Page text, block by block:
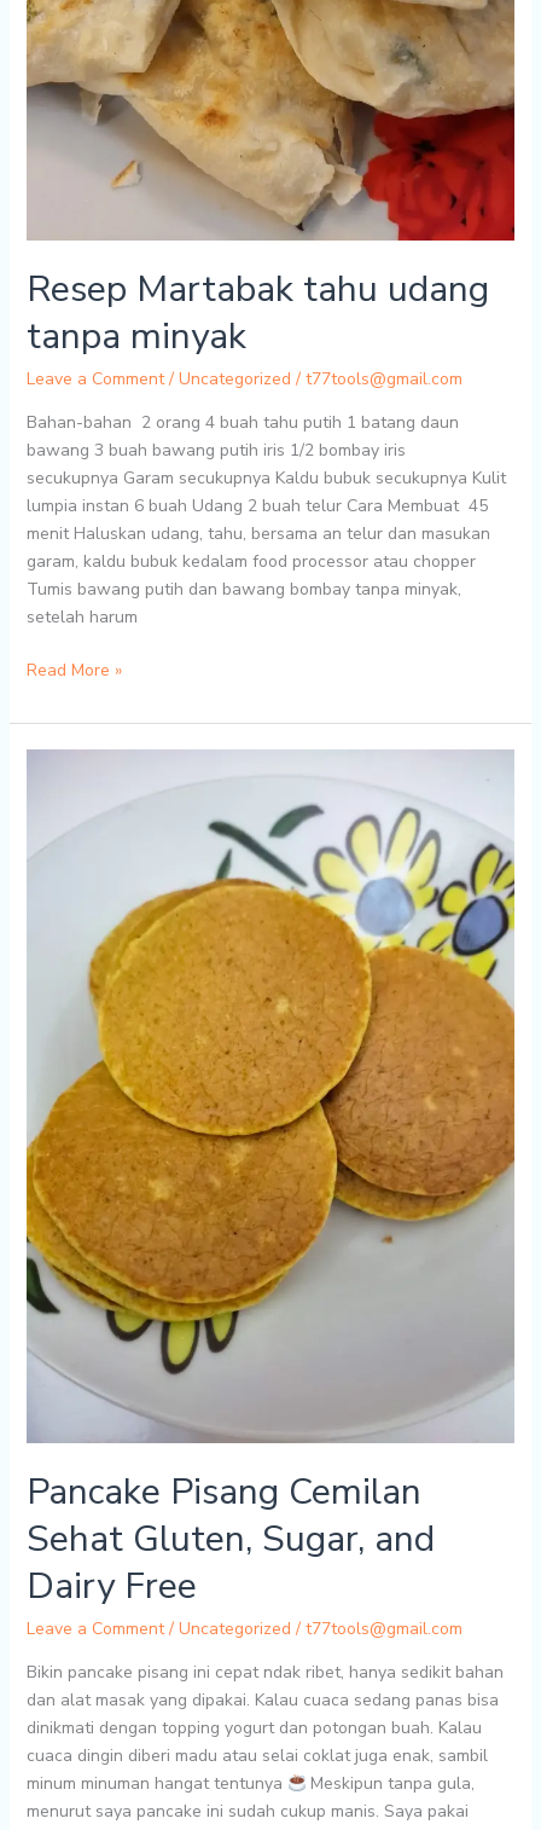
Resep Martabak tahu udang
tanpa minyak
Leave a Comment / Uncategorized / t77tools@gmail.com
Bahan-bahan 2 orang 4 buah tahu putih 1 batang daun
bawang 3 buah bawang putih iris 1/2 bombay iris
secukupnya Garam secukupnya Kaldu bubuk secukupnya Kulit
lumpia instan 6 buah Udang 2 buah telur Cara Membuat 45
menit Haluskan udang, tahu, bersama an telur dan masukan
garam, kaldu bubuk kedalam food processor atau chopper
Tumis bawang putih dan bawang bombay tanpa minyak,
setelah harum
Resep
tahu
udang
Read More »
Pancake Pisang Cemilan
Sehat Gluten, Sugar, and
Dairy Free
Leave a Comment / Uncategorized / t77tools@gmail.com
Bikin pancake pisang ini cepat ndak ribet, hanya sedikit bahan
dan alat masak yang dipakai. Kalau cuaca sedang panas bisa
dinikmati dengan topping yogurt dan potongan buah. Kalau
cuaca dingin diberi madu atau selai coklat juga enak, sambil
minum minuman hangat tentunya
Meskipun tanpa gula,
menurut saya pancake ini sudah cukup manis. Saya pakai